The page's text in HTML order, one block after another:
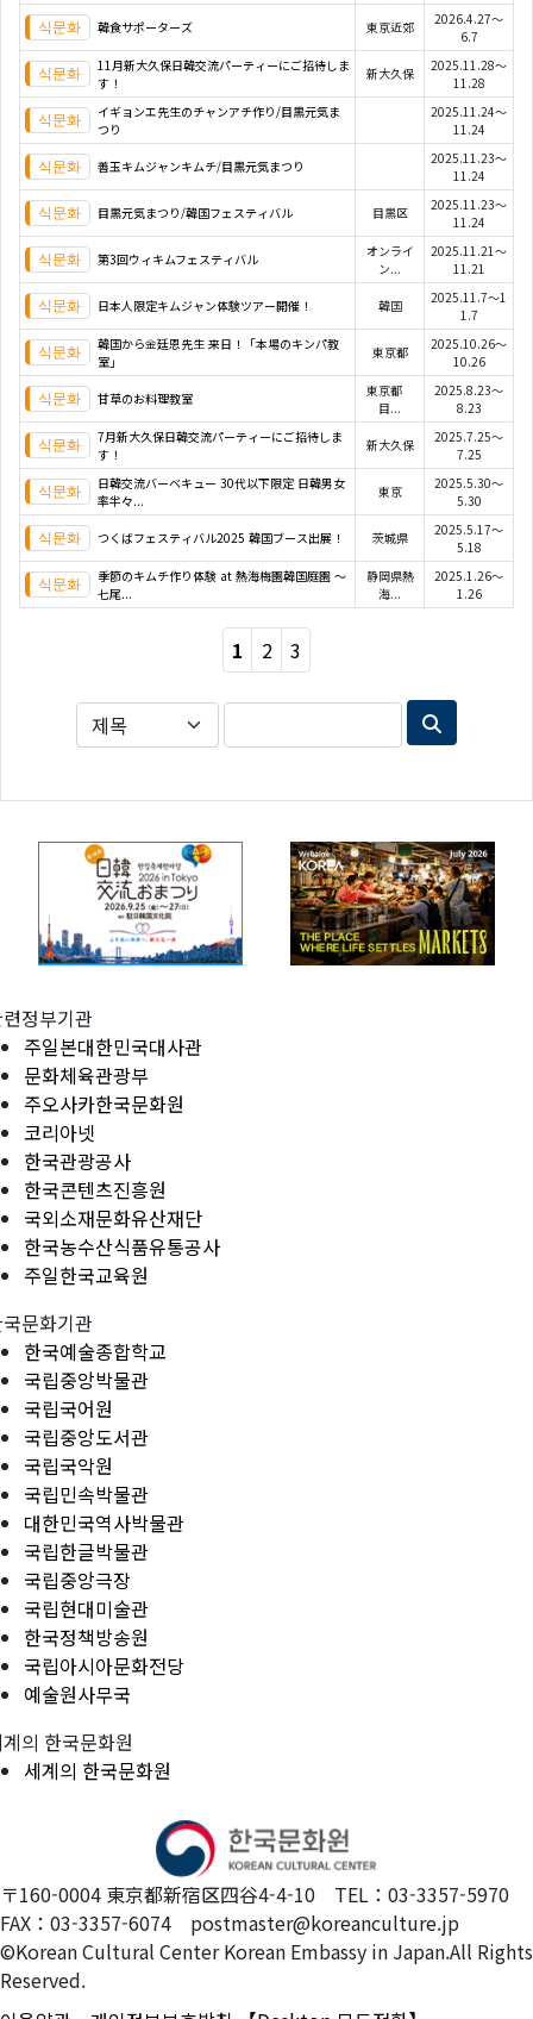
韓食サポーターズ 東京近郊
2026.4.27～
6.7
11月新大久保日韓交流パーティーにご招待しま
す！
新大久保
2025.11.28～
11.28
イギョンエ先生のチャンアチ作り/目黒元気ま
つり
2025.11.24～
11.24
善玉キムジャンキムチ/目黒元気まつり
2025.11.23～
11.24
目黒元気まつり/韓国フェスティバル 目黒区
2025.11.23～
11.24
第3回ウィキムフェスティバル
オンライ
ン...
2025.11.21～
11.21
日本人限定キムジャン体験ツアー開催！ 韓国
2025.11.7～1
1.7
韓国から金廷恩先生 来日！「本場のキンパ教
室」
東京都
2025.10.26～
10.26
甘草のお料理教室
東京都
目...
2025.8.23～
8.23
7月新大久保日韓交流パーティーにご招待しま
す！
新大久保
2025.7.25～
7.25
日韓交流バーベキュー 30代以下限定 日韓男女
率半々...
東京
2025.5.30～
5.30
つくばフェスティバル2025 韓国ブース出展！ 茨城県
2025.5.17～
5.18
季節のキムチ作り体験 at 熱海梅園韓国庭園 ～
七尾...
静岡県熱
海...
2025.1.26～
1.26
1 2 3
정부기관
주일본대한민국대사관
문화체육관광부
주오사카한국문화원
코리아넷
한국관광공사
한국콘텐츠진흥원
국외소재문화유산재단
한국농수산식품유통공사
주일한국교육원
문화기관
한국예술종합학교
국립중앙박물관
국립국어원
국립중앙도서관
국립국악원
국립민속박물관
대한민국역사박물관
국립한글박물관
국립중앙극장
국립현대미술관
한국정책방송원
국립아시아문화전당
예술원사무국
의 한국문화원
세계의 한국문화원
〒160-0004 東京都新宿区四谷4-4-10 TEL：03-3357-5970
FAX：03-3357-6074 postmaster@koreanculture.jp
©Korean Cultural Center Korean Embassy in Japan.All Rights
Reserved.